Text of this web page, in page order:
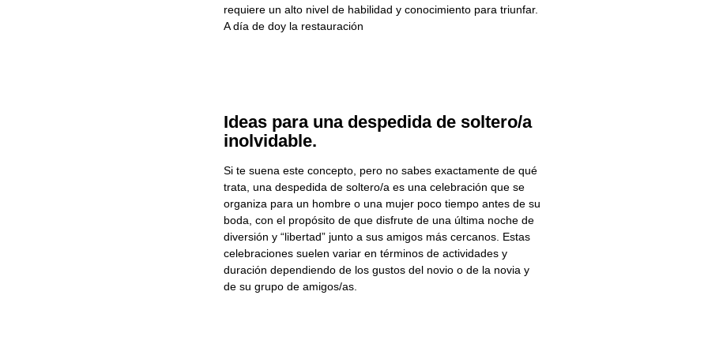
requiere un alto nivel de habilidad y conocimiento para triunfar.
A día de doy la restauración
Ideas para una despedida de soltero/a
inolvidable.
Si te suena este concepto, pero no sabes exactamente de qué
trata, una despedida de soltero/a es una celebración que se
organiza para un hombre o una mujer poco tiempo antes de su
boda, con el propósito de que disfrute de una última noche de
diversión y “libertad” junto a sus amigos más cercanos. Estas
celebraciones suelen variar en términos de actividades y
duración dependiendo de los gustos del novio o de la novia y
de su grupo de amigos/as.